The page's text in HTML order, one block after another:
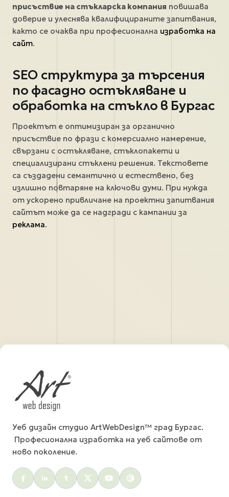
присъствие на стъкларска компания повишава
доверие и улеснява квалифицираните запитвания,
както се очаква при професионална изработка на
сайт.
SEO структура за търсения
по фасадно остъкляване и
обработка на стъкло в Бургас
Проектът е оптимизиран за органично
присъствие по фрази с комерсиално намерение,
свързани с остъкляване, стъклопакети и
специализирани стъклени решения. Текстовете
са създадени семантично и естествено, без
излишно повтаряне на ключови думи. При нужда
от ускорено привличане на проектни запитвания
сайтът може да се надгради с кампании за
реклама.
Уеб дизайн студио ArtWebDesign™ град Бургас.
Професионална изработка на уеб сайтове от
ново поколение.
Social menu